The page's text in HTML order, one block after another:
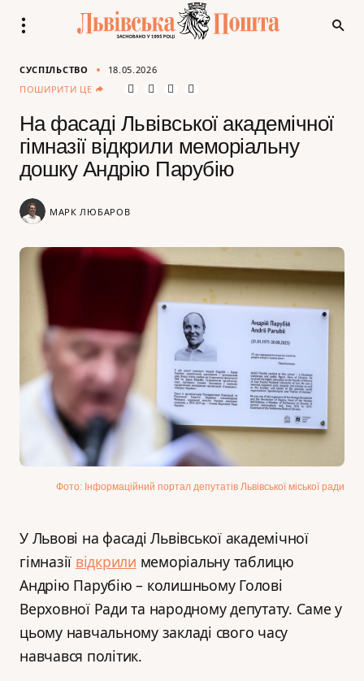
СУСПІЛЬСТВО
18.05.2026
ПОШИРИТИ ЦЕ
На фасаді Львівської академічної
гімназії відкрили меморіальну
дошку Андрію Парубію
МАРК ЛЮБАРОВ
Фото: Інформаційний портал депутатів Львівської міської ради
У Львові на фасаді Львівської академічної
гімназії відкрили меморіальну таблицю
Андрію Парубію – колишньому Голові
Верховної Ради та народному депутату. Саме у
цьому навчальному закладі свого часу
навчався політик.